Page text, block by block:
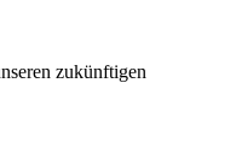
zukünftigen